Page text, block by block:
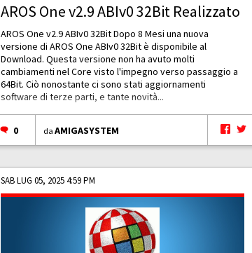
AROS One v2.9 ABIv0 32Bit Realizzato
AROS One v2.9 ABIv0 32Bit Dopo 8 Mesi una nuova
versione di AROS One ABIv0 32Bit è disponibile al
Download. Questa versione non ha avuto molti
cambiamenti nel Core visto l'impegno verso passaggio a
64Bit. Ciò nonostante ci sono stati aggiornamenti
software di terze parti, e tante novità...
0 daAMIGASYSTEM
SAB LUG 05, 2025 4:59 PM